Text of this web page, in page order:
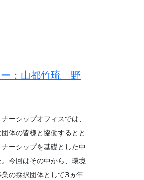
ー：山都竹琉 野
ーシップオフィスでは、
体の皆様と協働するとと
ーシップを基礎とした中
今回はその中から、環境
の採択団体として3ヵ年